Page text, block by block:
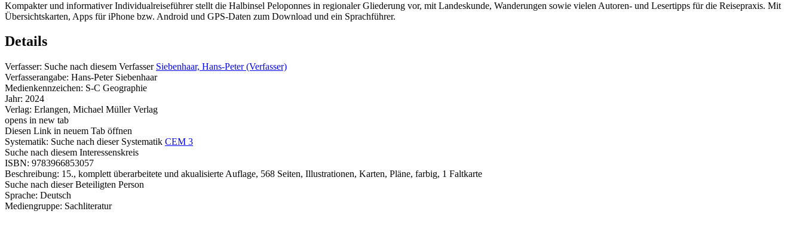
Kompakter und informativer Individualreiseführer stellt die Halbinsel Peloponnes in regionaler Gliederung vor, mit Landeskunde, Wanderungen sowie vielen Autoren- und Lesertipps für die Reisepraxis. Mit
Übersichtskarten, Apps für iPhone bzw. Android und GPS-Daten zum Download und ein Sprachführer.
Details
Verfasser: Suche nach diesem Verfasser Siebenhaar, Hans-Peter (Verfasser)
Verfasserangabe: Hans-Peter Siebenhaar
Medienkennzeichen: S-C Geographie
Jahr: 2024
Verlag: Erlangen, Michael Müller Verlag
opens in new tab
Diesen Link in neuem Tab öffnen
Systematik: Suche nach dieser Systematik CEM 3
Suche nach diesem Interessenskreis
ISBN: 9783966853057
Beschreibung: 15., komplett überarbeitete und akualisierte Auflage, 568 Seiten, Illustrationen, Karten, Pläne, farbig, 1 Faltkarte
Suche nach dieser Beteiligten Person
Sprache: Deutsch
Mediengruppe: Sachliteratur